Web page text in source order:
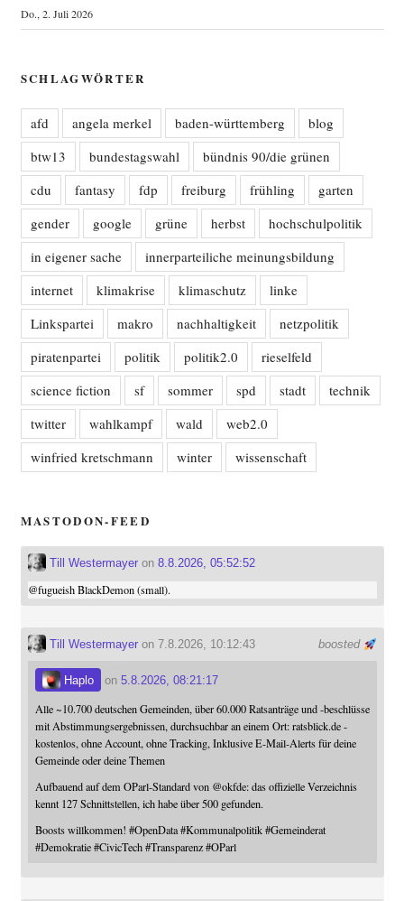
Do., 2. Juli 2026
SCHLAGWÖRTER
afd angela merkel baden-württemberg
blog
btw13
bundestagswahl
bündnis 90/die grünen
cdu
fantasy fdp freiburg frühling
garten
gender
google grüne herbst
hochschulpolitik
in eigener sache
innerparteiliche meinungsbildung
internet
klimakrise klimaschutz
linke
Linkspartei
makro nachhaltigkeit
netzpolitik
piratenpartei
politik politik2.0
rieselfeld
science fiction
sf sommer spd stadt
technik
twitter
wahlkampf wald
web2.0
winfried kretschmann
winter wissenschaft
MASTODON-FEED
Till Westermayeron 8.8.2026, 05:52:52
@fugueishBlackDemon (small).
boosted
Till Westermayeron 7.8.2026, 10:12:43
Haplo on 5.8.2026, 08:21:17
Alle ~10.700 deutschen Gemeinden, über 60.000 Ratsanträge und -beschlüsse
mit Abstimmungsergebnissen, durchsuchbar an einem Ort: ratsblick.de -
kostenlos, ohne Account, ohne Tracking, Inklusive E-Mail-Alerts für deine
Gemeinde oder deine Themen
Aufbauend auf dem OParl-Standard von @okfde: das offizielle Verzeichnis
kennt 127 Schnittstellen, ich habe über 500 gefunden.
Boosts willkommen! #OpenData #Kommunalpolitik #Gemeinderat
#Demokratie #CivicTech #Transparenz #OParl